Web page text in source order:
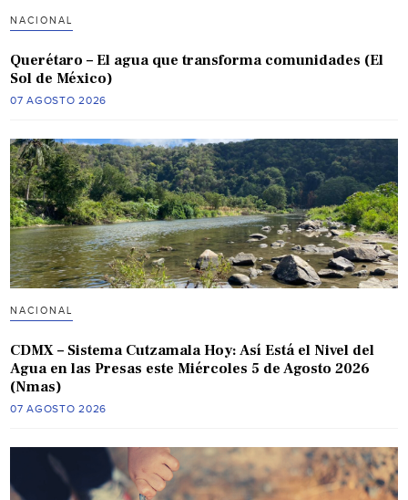
NACIONAL
Querétaro – El agua que transforma comunidades (El
Sol de México)
07 AGOSTO 2026
NACIONAL
CDMX – Sistema Cutzamala Hoy: Así Está el Nivel del
Agua en las Presas este Miércoles 5 de Agosto 2026
(Nmas)
07 AGOSTO 2026